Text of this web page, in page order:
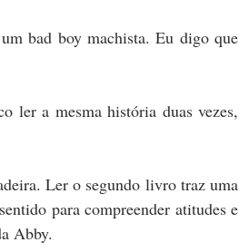
bad boy machista. Eu digo que
ler a mesma história duas vezes,
Ler o segundo livro traz uma
para compreender atitudes e
Abby.